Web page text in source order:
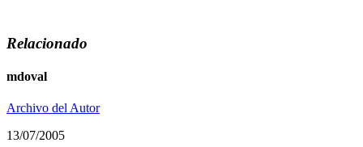
Relacionado
mdoval
Archivo del Autor
13/07/2005